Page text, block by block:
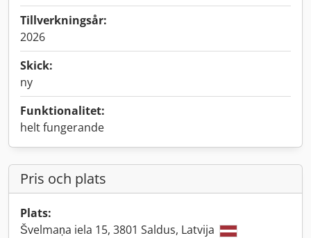
Tillverkningsår:
2026
Skick:
ny
Funktionalitet:
helt fungerande
Pris och plats
Plats:
Švelmaņa iela 15, 3801 Saldus, Latvija